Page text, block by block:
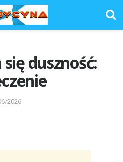
duszność:
2026